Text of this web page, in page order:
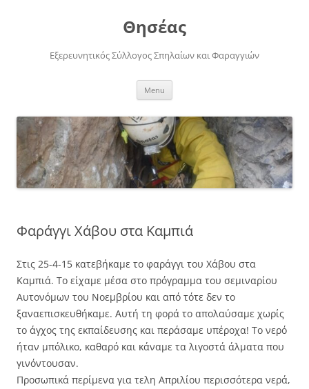
Θησέας
Εξερευνητικός Σύλλογος Σπηλαίων και Φαραγγιών
Menu
Φαράγγι Χάβου στα Καμπιά
Στις 25-4-15 κατεβήκαμε το φαράγγι του Χάβου στα
Καμπιά. Το είχαμε μέσα στο πρόγραμμα του σεμιναρίου
Αυτονόμων του Νοεμβρίου και από τότε δεν το
ξαναεπισκευθήκαμε. Αυτή τη φορά το απολαύσαμε χωρίς
τo άγχος της εκπαίδευσης και περάσαμε υπέροχα! Το νερό
ήταν μπόλικο, καθαρό και κάναμε τα λιγοστά άλματα που
γινόντουσαν.
Προσωπικά περίμενα για τελη Απριλίου περισσότερα νερά,